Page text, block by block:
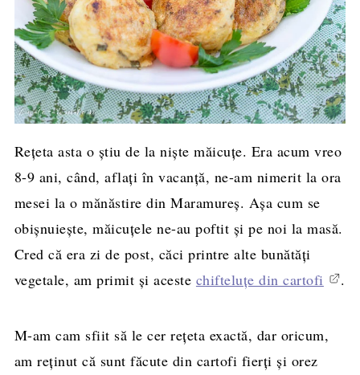
Rețeta asta o știu de la niște măicuțe. Era acum vreo
8-9 ani, când, aflați în vacanță, ne-am nimerit la ora
mesei la o mănăstire din Maramureș. Așa cum se
obișnuiește, măicuțele ne-au poftit și pe noi la masă.
Cred că era zi de post, căci printre alte bunătăți
vegetale, am primit și aceste chifteluțe din cartofi .
M-am cam sfiit să le cer rețeta exactă, dar oricum,
am reținut că sunt făcute din cartofi fierți și orez